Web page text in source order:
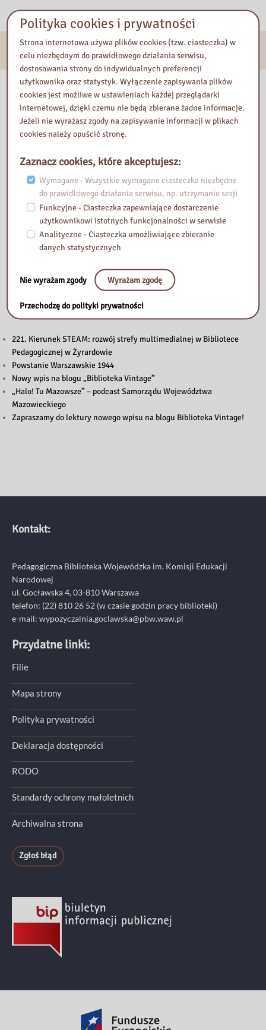
E-usługi
Nasza biblioteka
Przeczytaj
221. Kierunek STEAM: rozwój strefy multimedialnej w Bibliotece
Pedagogicznej w Żyrardowie
Powstanie Warszawskie 1944
Nowy wpis na blogu „Biblioteka Vintage”
„Halo! Tu Mazowsze” – podcast Samorządu Województwa
Mazowieckiego
Zapraszamy do lektury nowego wpisu na blogu Biblioteka Vintage!
Kontakt:
Pedagogiczna Biblioteka Wojewódzka im. Komisji Edukacji
Narodowej
ul. Gocławska 4, 03-810 Warszawa
telefon: (22) 810 26 52 (w czasie godzin pracy biblioteki)
e-mail: wypozyczalnia.goclawska@pbw.waw.pl
Przydatne linki:
Filie
Mapa strony
Polityka prywatności
Deklaracja dostępności
RODO
Standardy ochrony małoletnich
Archiwalna strona
Zgłoś błąd
Polityka cookies i prywatności
Strona internetowa używa plików cookies (tzw. ciasteczka) w
celu niezbędnym do prawidłowego działania serwisu,
dostosowania strony do indywidualnych preferencji
użytkownika oraz statystyk. Wyłączenie zapisywania plików
cookies jest możliwe w ustawieniach każdej przeglądarki
internetowej, dzięki czemu nie będą zbierane żadne informacje.
Jeżeli nie wyrażasz zgody na zapisywanie informacji w plikach
cookies należy opuścić stronę.
Zaznacz cookies, które akceptujesz:
Wymagane - Wszystkie wymagane ciasteczka niezbędne
do prawidłowego działania serwisu, np. utrzymanie sesji
Funkcyjne - Ciasteczka zapewniające dostarczenie
użytkownikowi istotnych funkcjonalności w serwisie
Analityczne - Ciasteczka umożliwiające zbieranie
danych statystycznych
Nie wyrażam zgody Wyrażam zgodę
Przechodzę do polityki prywatności